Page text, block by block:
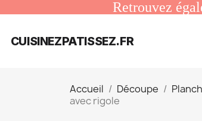
Retrouvez
CUISINEZPATISSEZ.FR
Accueil Découpe
avec rigole